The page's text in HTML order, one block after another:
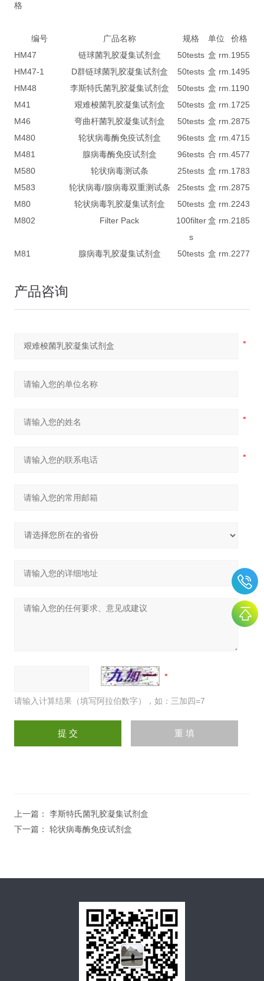
格
编号 广品名称 规格 单位
价格
HM47
链球菌乳胶凝集试剂盒 50tests 盒 rm.1955
HM47-1
D群链球菌乳胶凝集试剂盒 50tests 盒 rm.1495
HM48
李斯特氏菌乳胶凝集试剂盒 50tests 盒 rm.1190
M41
艰难梭菌乳胶凝集试剂盒 50tests 盒 rm.1725
M46
弯曲杆菌乳胶凝集试剂盒 50tests 盒 rm.2875
M480
轮状病毒酶免疫试剂盒 96tests 盒 rm.4715
M481
腺病毒酶免疫试剂盒 96tests 合 rm.4577
M580
轮状病毒测试条 25tests 盒 rm.1783
M583
轮状病毒/腺病毒双重测试条 25tests 盒 rm.2875
M80
轮状病毒乳胶凝集试剂盒 50tests 盒 rm.2243
M802
Filter Pack
100filter
s
盒 rm.2185
M81 腺病毒乳胶凝集试剂盒 50tests 盒 rm.2277
产品咨询
请输入计算结果（填写阿拉伯数字），如：三加四=7
上一篇： 李斯特氏菌乳胶凝集试剂盒
下一篇： 轮状病毒酶免疫试剂盒